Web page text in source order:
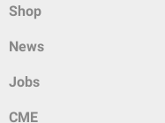
Shop
News
Jobs
CME